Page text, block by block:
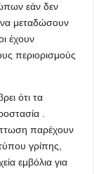
εάν δεν
να μεταδώσουν
έχουν
περιορισμούς
ότι τα
.
παρέχουν
γρίπης,
εμβόλια για